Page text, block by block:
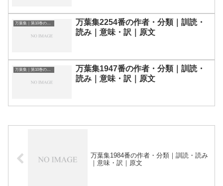
万葉集｜第10巻の和歌一覧
万葉集2254番の作者・分類｜訓読・
読み｜意味・訳｜原文
万葉集｜第10巻の和歌一覧
万葉集1947番の作者・分類｜訓読・
読み｜意味・訳｜原文
万葉集1984番の作者・分類｜訓読・読み
｜意味・訳｜原文